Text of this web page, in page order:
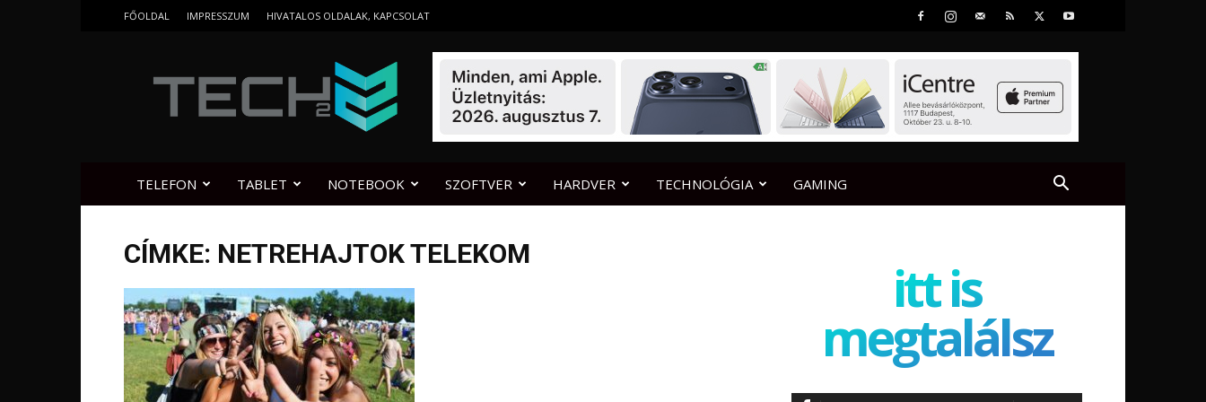
FŐOLDAL IMPRESSZUM HIVATALOS OLDALAK, KAPCSOLAT
TELEFON TABLET NOTEBOOK SZOFTVER HARDVER TECHNOLÓGIA GAMING
CÍMKE: NETREHAJTOK TELEKOM
itt is
megtalálsz